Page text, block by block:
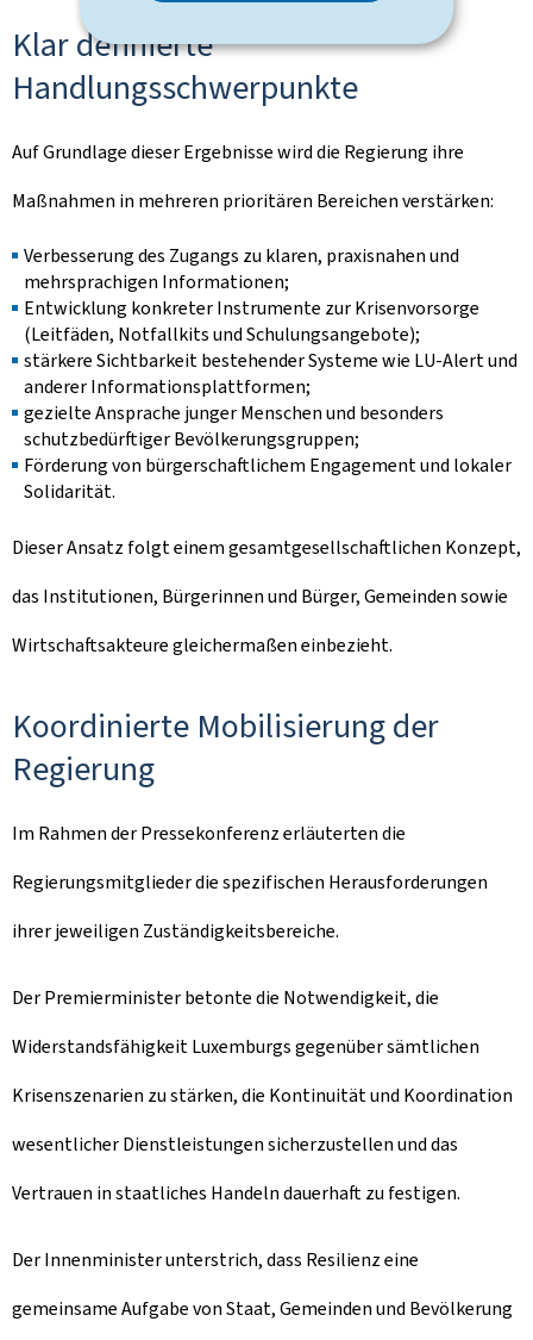
Klar definierte
Handlungsschwerpunkte
Auf Grundlage dieser Ergebnisse wird die Regierung ihre
Maßnahmen in mehreren prioritären Bereichen verstärken:
Verbesserung des Zugangs zu klaren, praxisnahen und
mehrsprachigen Informationen;
Entwicklung konkreter Instrumente zur Krisenvorsorge
(Leitfäden, Notfallkits und Schulungsangebote);
stärkere Sichtbarkeit bestehender Systeme wie LU-Alert und
anderer Informationsplattformen;
gezielte Ansprache junger Menschen und besonders
schutzbedürftiger Bevölkerungsgruppen;
Förderung von bürgerschaftlichem Engagement und lokaler
Solidarität.
Dieser Ansatz folgt einem gesamtgesellschaftlichen Konzept,
das Institutionen, Bürgerinnen und Bürger, Gemeinden sowie
Wirtschaftsakteure gleichermaßen einbezieht.
Koordinierte Mobilisierung der
Regierung
Im Rahmen der Pressekonferenz erläuterten die
Regierungsmitglieder die spezifischen Herausforderungen
ihrer jeweiligen Zuständigkeitsbereiche.
Der Premierminister betonte die Notwendigkeit, die
Widerstandsfähigkeit Luxemburgs gegenüber sämtlichen
Krisenszenarien zu stärken, die Kontinuität und Koordination
wesentlicher Dienstleistungen sicherzustellen und das
Vertrauen in staatliches Handeln dauerhaft zu festigen.
Der Innenminister unterstrich, dass Resilienz eine
gemeinsame Aufgabe von Staat, Gemeinden und Bevölkerung